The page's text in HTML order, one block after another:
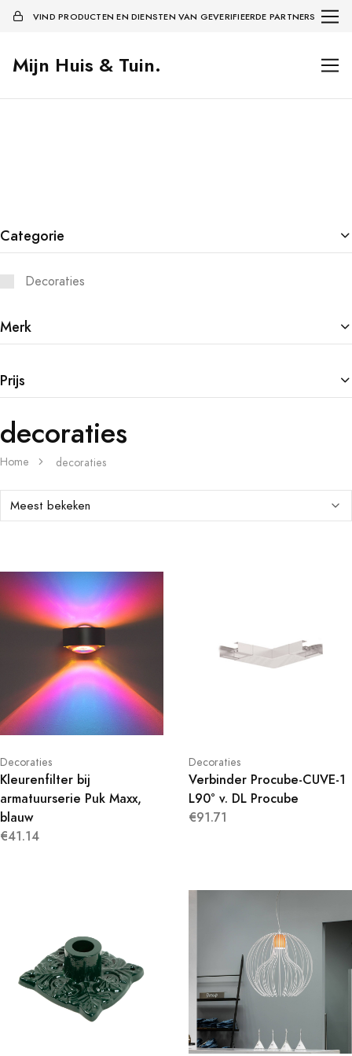
VIND PRODUCTEN EN DIENSTEN VAN GEVERIFIEERDE PARTNERS
Mijn Huis & Tuin.
Categorie
Decoraties
Merk
Prijs
decoraties
Home decoraties
Decoraties
Kleurenfilter bij
armatuurserie Puk Maxx,
blauw
€41.14
Decoraties
Verbinder Procube-CUVE-1
L90° v. DL Procube
€91.71